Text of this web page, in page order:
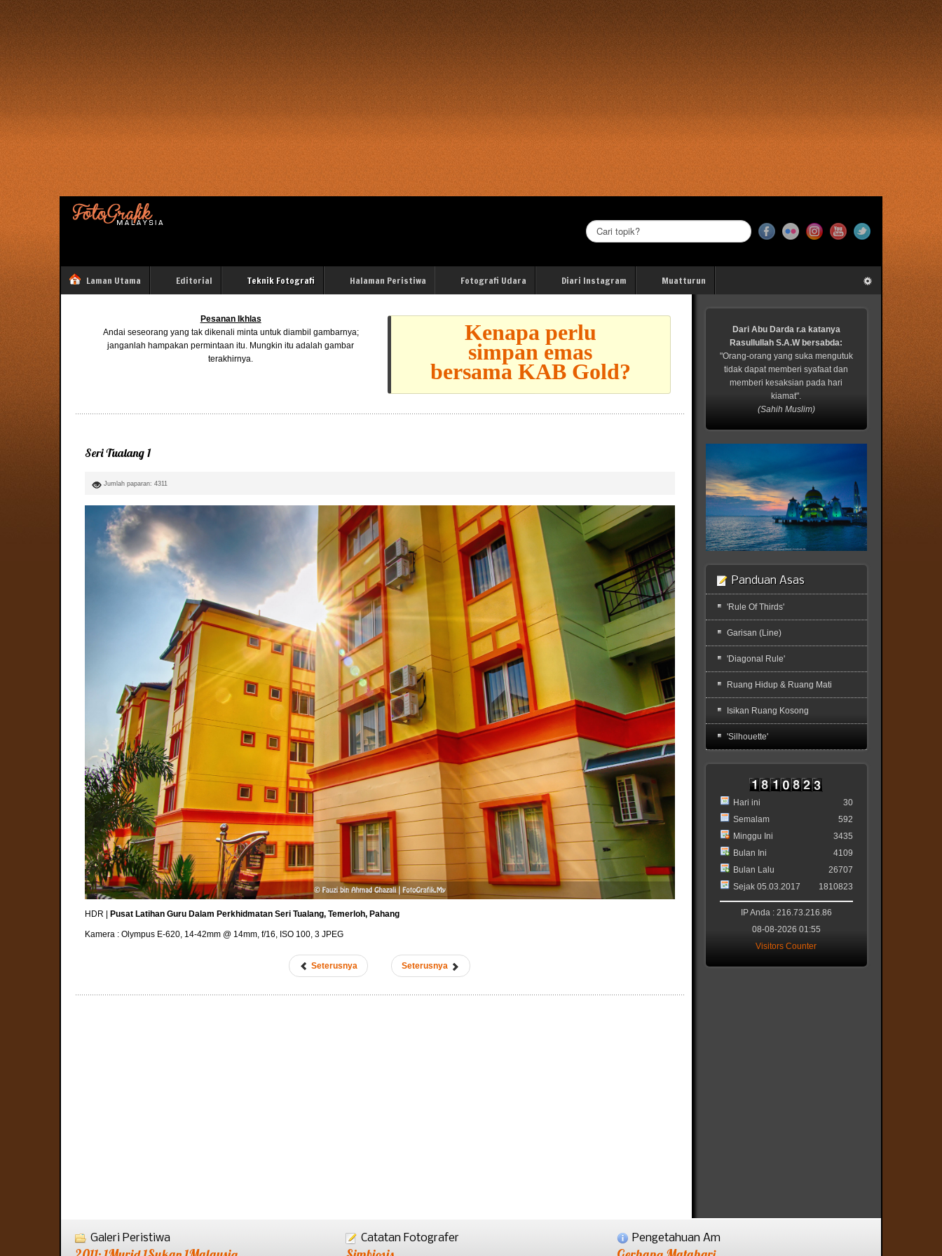
Cari...
Laman Utama Editorial Teknik Fotografi Halaman Peristiwa Fotografi Udara Diari Instagram Muatturun
Pesanan Ikhlas
Andai seseorang yang tak dikenali minta untuk diambil gambarnya;
janganlah hampakan permintaan itu. Mungkin itu adalah gambar
terakhirnya.
Kenapa perlu
simpan emas
bersama KAB Gold?
Seri Tualang 1
Jumlah paparan: 4311
HDR |Pusat Latihan Guru Dalam Perkhidmatan Seri Tualang, Temerloh, Pahang
Kamera : Olympus E-620, 14-42mm @ 14mm, f/16, ISO 100, 3 JPEG
Seterusnya Seterusnya
Dari Abu Darda r.a katanya
Rasullullah S.A.W bersabda:
"Orang-orang yang suka mengutuk
tidak dapat memberi syafaat dan
memberi kesaksian pada hari
kiamat".
(Sahih Muslim)
Panduan Asas
'Rule Of Thirds'
Garisan (Line)
'Diagonal Rule'
Ruang Hidup & Ruang Mati
Isikan Ruang Kosong
'Silhouette'
Hari ini
Semalam
Minggu Ini
Bulan Ini
Bulan Lalu
Sejak 05.03.2017
30
592
3435
4109
26707
1810823
IP Anda : 216.73.216.86
08-08-2026 01:55
Visitors Counter
Galeri Peristiwa Catatan Fotografer Pengetahuan Am